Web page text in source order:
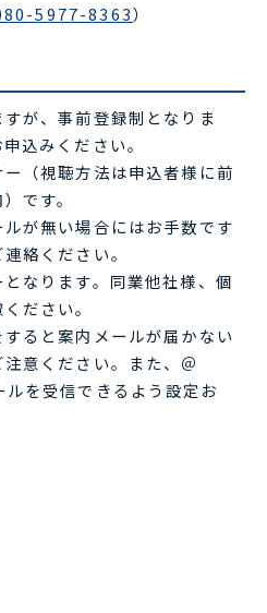
5977-8363）
が、事前登録制となりま
込みください。
（視聴方法は申込者様に前
です。
が無い場合にはお手数です
絡ください。
なります。同業他社様、個
ださい。
ると案内メールが届かない
意ください。また、＠
を受信できるよう設定お